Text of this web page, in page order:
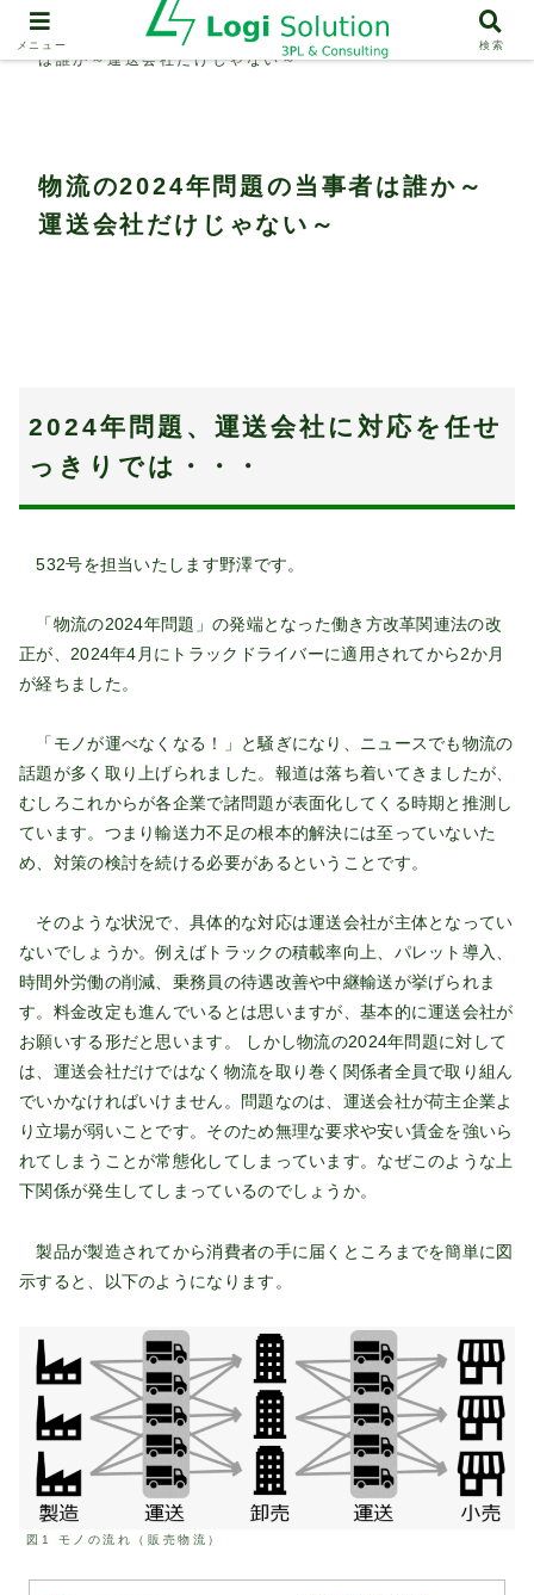
業界動向
物流の2024年問題の当事者
は誰か～運送会社だけじゃない～
物流の2024年問題の当事者は誰か～
運送会社だけじゃない～
2024年問題、運送会社に対応を任せ
っきりでは・・・
532号を担当いたします野澤です。
「物流の2024年問題」の発端となった働き方改革関連法の改
正が、2024年4月にトラックドライバーに適用されてから2か月
が経ちました。
「モノが運べなくなる！」と騒ぎになり、ニュースでも物流の
話題が多く取り上げられました。報道は落ち着いてきましたが、
むしろこれからが各企業で諸問題が表面化してくる時期と推測し
ています。つまり輸送力不足の根本的解決には至っていないた
め、対策の検討を続ける必要があるということです。
そのような状況で、具体的な対応は運送会社が主体となってい
ないでしょうか。例えばトラックの積載率向上、パレット導入、
時間外労働の削減、乗務員の待遇改善や中継輸送が挙げられま
す。料金改定も進んでいるとは思いますが、基本的に運送会社が
お願いする形だと思います。 しかし物流の2024年問題に対して
は、運送会社だけではなく物流を取り巻く関係者全員で取り組ん
でいかなければいけません。問題なのは、運送会社が荷主企業よ
り立場が弱いことです。そのため無理な要求や安い賃金を強いら
れてしまうことが常態化してしまっています。なぜこのような上
下関係が発生してしまっているのでしょうか。
製品が製造されてから消費者の手に届くところまでを簡単に図
示すると、以下のようになります。
図1 モノの流れ（販売物流）
メニュー 検索